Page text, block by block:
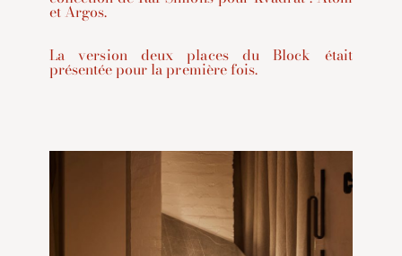
et Argos.
La version deux places du Block était
présentée pour la première fois.